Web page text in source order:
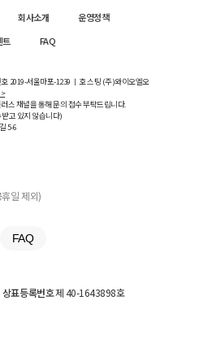
회사소개
운영정책
트 FAQ
2019-서울마포-1239 ㅣ 호스팅 (주)와이오엘오
스 채널을 통해 문의 접수 부탁드립니다.
고 있지 않습니다)
5-6
일 제외)
FAQ
상표등록번호제 40-1643898호